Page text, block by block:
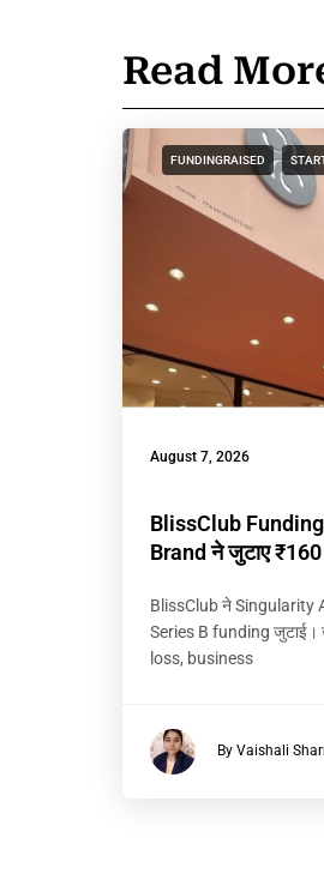
Read
FUNDINGRAISED
August 7, 2026
BlissClub
Brand ने जुटाए
BlissClub ने Singularity
Series B funding जुटाई।
loss, business
By Vaishali